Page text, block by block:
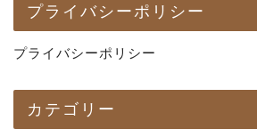
プライバシーポリシー
プライバシーポリシー
カテゴリー